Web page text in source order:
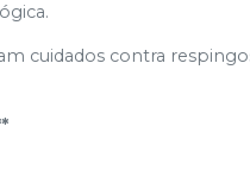
cuidados contra